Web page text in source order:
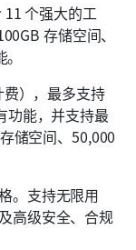
个强大的工
存储空间、
），最多支持
功能，并支持最
储空间、50,000
。支持无限用
高级安全、合规